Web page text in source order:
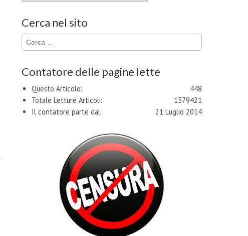
Cerca nel sito
Ricerca
per:
Contatore delle pagine lette
448
Questo Articolo:
1379421
Totale Letture Articoli:
21 Luglio 2014
Il contatore parte dal: